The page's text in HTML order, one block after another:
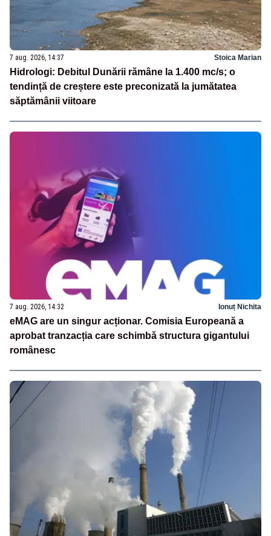
7 aug. 2026, 14:37 Stoica Marian
Hidrologi: Debitul Dunării rămâne la 1.400 mc/s; o
tendință de creștere este preconizată la jumătatea
săptămânii viitoare
7 aug. 2026, 14:32 Ionuț Nichita
eMAG are un singur acționar. Comisia Europeană a
aprobat tranzacția care schimbă structura gigantului
românesc